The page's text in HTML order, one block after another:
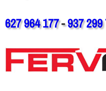
627 964 177-937 299